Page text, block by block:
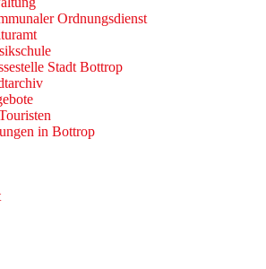
Ordnungsdienst
Stadt Bottrop
in Bottrop